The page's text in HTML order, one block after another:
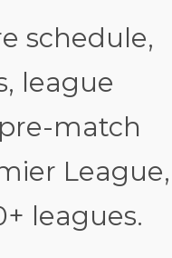
schedule,
league
match
League,
leagues.